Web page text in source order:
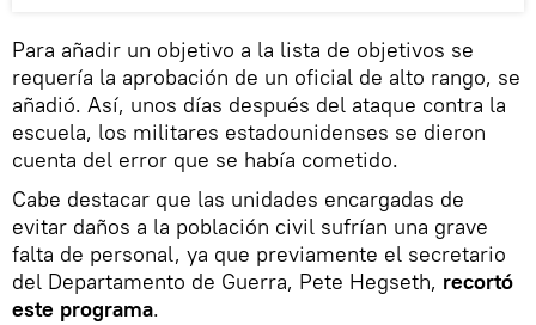
Para añadir un objetivo a la lista de objetivos se
requería la aprobación de un oficial de alto rango, se
añadió. Así, unos días después del ataque contra la
escuela, los militares estadounidenses se dieron
cuenta del error que se había cometido.
Cabe destacar que las unidades encargadas de
evitar daños a la población civil sufrían una grave
falta de personal, ya que previamente el secretario
del Departamento de Guerra, Pete Hegseth, recortó
este programa.